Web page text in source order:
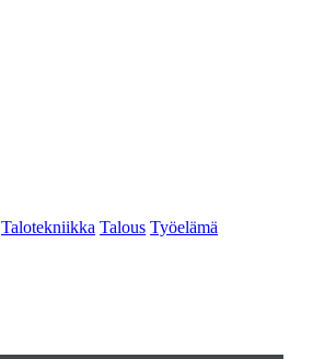
Talotekniikka Talous Työelämä